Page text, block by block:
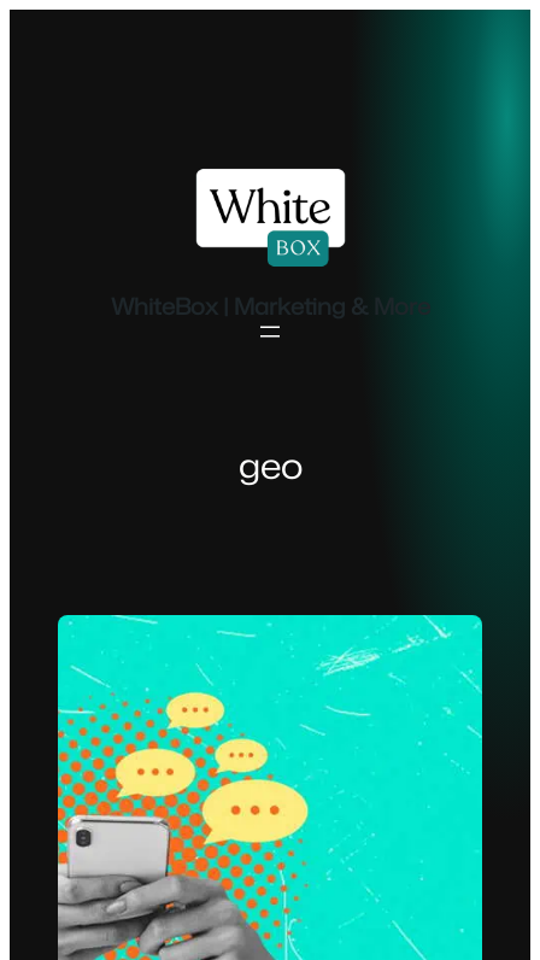
WhiteBox | Marketing & More
geo